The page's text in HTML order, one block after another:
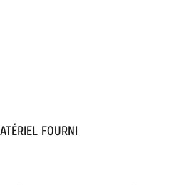
FOURNI